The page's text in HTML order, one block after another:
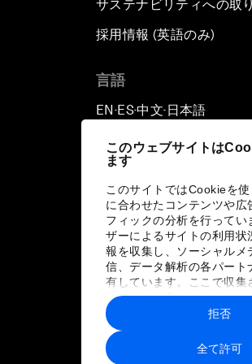
このウェブサイトは
ます
このサイトではCookieを
に合わせたコンテンツや広
フィックの分析を行ってい
ザーによるサイトの利用状
報を収集し、ソーシャルメ
信、データ解析の各パート
有しています。ここで収集
ユーザーが各パートナーに
報や各パートナーのサービ
に収集された情報と組み
トナーによって使用される
す。
全て許可
拒否
サステナビリティへの取
採用情報 (英語のみ)
言語
EN ▪ ES▪中文▪ 日本語